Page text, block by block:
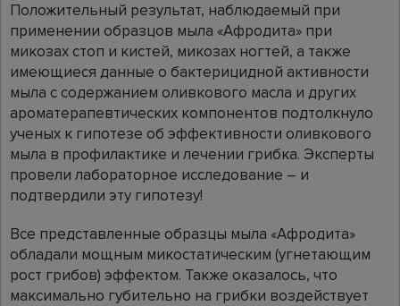
Положительный результат, наблюдаемый при
применении образцов мыла «Афродита» при
микозах стоп и кистей, микозах ногтей, а также
имеющиеся данные о бактерицидной активности
мыла с содержанием оливкового масла и других
ароматерапевтических компонентов подтолкнуло
ученых к гипотезе об эффективности оливкового
мыла в профилактике и лечении грибка. Эксперты
провели лабораторное исследование – и
подтвердили эту гипотезу!
Все представленные образцы мыла «Афродита»
обладали мощным микостатическим (угнетающим
рост грибов) эффектом. Также оказалось, что
максимально губительно на грибки воздействует